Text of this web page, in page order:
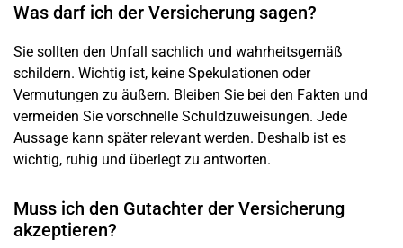
Was darf ich der Versicherung sagen?
Sie sollten den Unfall sachlich und wahrheitsgemäß
schildern. Wichtig ist, keine Spekulationen oder
Vermutungen zu äußern. Bleiben Sie bei den Fakten und
vermeiden Sie vorschnelle Schuldzuweisungen. Jede
Aussage kann später relevant werden. Deshalb ist es
wichtig, ruhig und überlegt zu antworten.
Muss ich den Gutachter der Versicherung
akzeptieren?